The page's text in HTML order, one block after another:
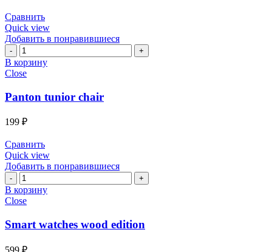
Сравнить
Quick view
Добавить в понравившиеся
Количество
Panton
tunior
В корзину
Close
Panton tunior chair
199 ₽
Сравнить
Quick view
Добавить в понравившиеся
Количество
Smart
watches
edition
В корзину
Close
Smart watches wood edition
599 ₽